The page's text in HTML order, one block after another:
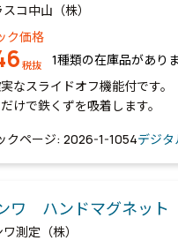
スコ中山（株）
ク価格
税抜 1種類の在庫品があり
なスライドオフ機能付です。
けで鉄くずを吸着します。
クページ: 2026-1-1054デジ
ワ ハンドマグネッ
測定（株）